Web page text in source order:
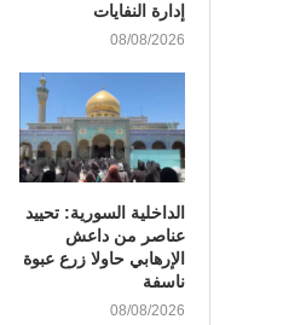
إدارة النفايات
08/08/2026
الداخلية السورية: تحييد
عناصر من داعش
الإرهابي حاولا زرع عبوة
ناسفة
08/08/2026